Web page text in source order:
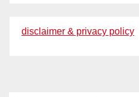
disclaimer & privacy policy